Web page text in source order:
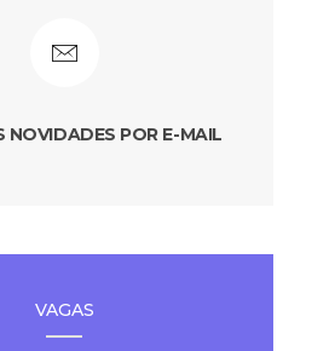
NOVIDADES POR E-MAIL
VAGAS